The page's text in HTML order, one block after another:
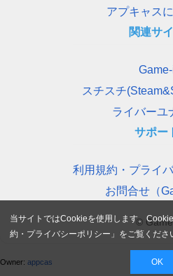
アプキャス
関連サ
スチスチ
ライバーユ
サポー
利用規約・プライ
お問合せ（
©
Owner: appcas
当サイトではCookieを使用します。
約・プライバシーポリシー 」をご覧くださ
OK